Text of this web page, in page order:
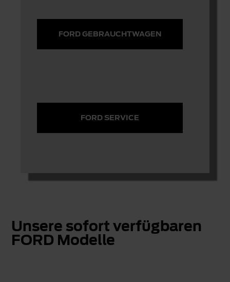
FORD GEBRAUCHTWAGEN
FORD SERVICE
Unsere sofort verfügbaren
FORD Modelle